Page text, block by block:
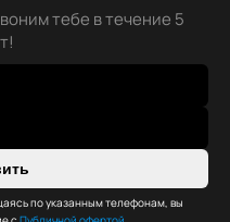
тебе в течение 5
по указанным телефонам, вы